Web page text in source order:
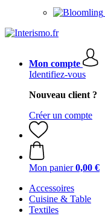
Mon compte
Identifiez-vous
Nouveau client ?
Créer un compte
Mon panier 0,00 €
Accessoires
Cuisine & Table
Textiles